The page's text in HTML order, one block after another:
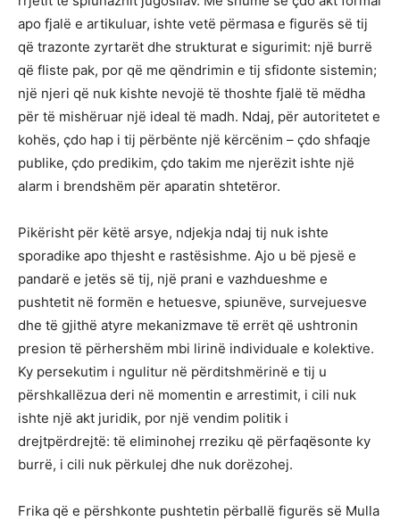
apo fjalë e artikuluar, ishte vetë përmasa e figurës së tij
që trazonte zyrtarët dhe strukturat e sigurimit: një burrë
që fliste pak, por që me qëndrimin e tij sfidonte sistemin;
një njeri që nuk kishte nevojë të thoshte fjalë të mëdha
për të mishëruar një ideal të madh. Ndaj, për autoritetet e
kohës, çdo hap i tij përbënte një kërcënim – çdo shfaqje
publike, çdo predikim, çdo takim me njerëzit ishte një
alarm i brendshëm për aparatin shtetëror.
Pikërisht për këtë arsye, ndjekja ndaj tij nuk ishte
sporadike apo thjesht e rastësishme. Ajo u bë pjesë e
pandarë e jetës së tij, një prani e vazhdueshme e
pushtetit në formën e hetuesve, spiunëve, survejuesve
dhe të gjithë atyre mekanizmave të errët që ushtronin
presion të përhershëm mbi lirinë individuale e kolektive.
Ky persekutim i ngulitur në përditshmërinë e tij u
përshkallëzua deri në momentin e arrestimit, i cili nuk
ishte një akt juridik, por një vendim politik i
drejtpërdrejtë: të eliminohej rreziku që përfaqësonte ky
burrë, i cili nuk përkulej dhe nuk dorëzohej.
Frika që e përshkonte pushtetin përballë figurës së Mulla